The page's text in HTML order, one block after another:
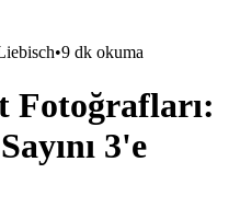
•9 dk okuma
Fotoğrafları:
3'e